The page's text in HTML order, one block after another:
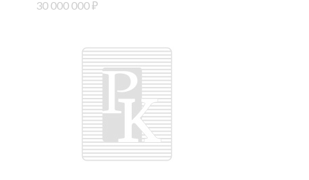
30 000 000₽